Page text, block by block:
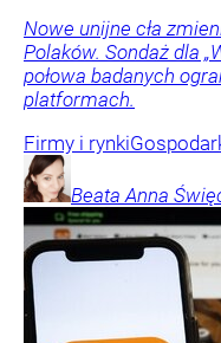
Nowe unijne cła
Polaków. Sondaż dla
połowa badanych
platformach.
Firmy i rynki
Beata Anna